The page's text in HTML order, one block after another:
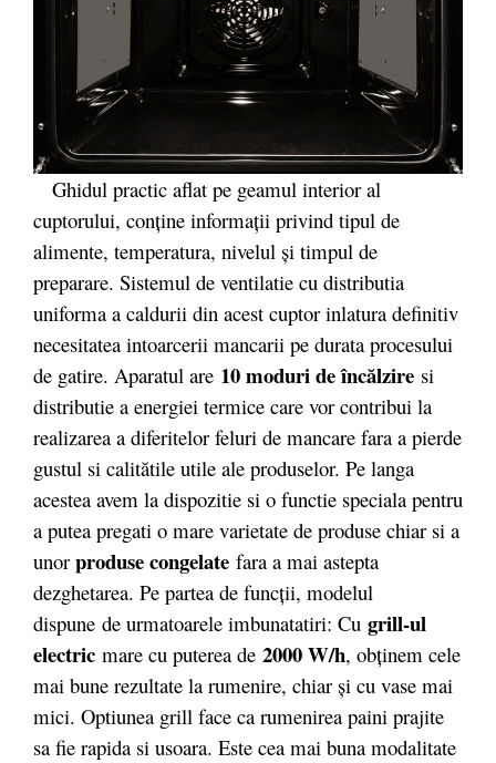
Ghidul practic aflat pe geamul interior al
cuptorului, conține informații privind tipul de
alimente, temperatura, nivelul și timpul de
preparare. Sistemul de ventilatie cu distributia
uniforma a caldurii din acest cuptor inlatura definitiv
necesitatea intoarcerii mancarii pe durata procesului
de gatire. Aparatul are 10 moduri de încălzire si
distributie a energiei termice care vor contribui la
realizarea a diferitelor feluri de mancare fara a pierde
gustul si calitătile utile ale produselor. Pe langa
acestea avem la dispozitie si o functie speciala pentru
a putea pregati o mare varietate de produse chiar si a
unor produse congelate fara a mai astepta
dezghetarea. Pe partea de funcții, modelul
dispune de urmatoarele imbunatatiri: Cu grill-ul
electric mare cu puterea de 2000 W/h, obţinem cele
mai bune rezultate la rumenire, chiar şi cu vase mai
mici. Optiunea grill face ca rumenirea paini prajite
sa fie rapida si usoara. Este cea mai buna modalitate